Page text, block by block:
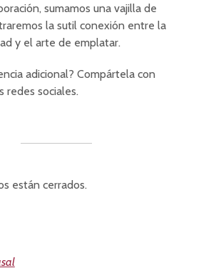
sumamos una vajilla de
la sutil conexión entre la
y el arte de emplatar.
adicional? Compártela con
redes sociales.
están cerrados.